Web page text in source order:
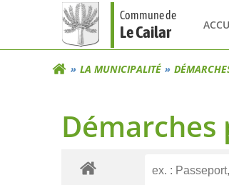
Commune de
Le Cailar
LA MUNICIPALITÉ